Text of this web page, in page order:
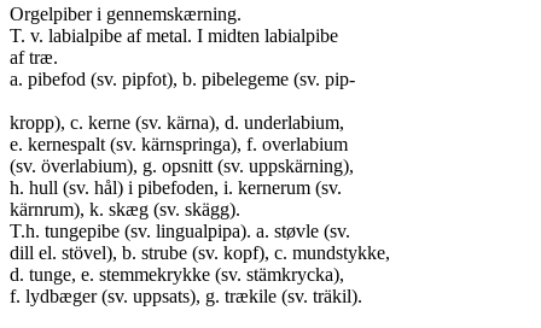
Orgelpiber i gennemskærning.
T. v. labialpibe af metal. I midten labialpibe
af træ.
a. pibefod (sv. pipfot), b. pibelegeme (sv. pip-
kropp), c. kerne (sv. kärna), d. underlabium,
e. kernespalt (sv. kärnspringa), f. overlabium
(sv. överlabium), g. opsnitt (sv. uppskärning),
h. hull (sv. hål) i pibefoden, i. kernerum (sv.
kärnrum), k. skæg (sv. skägg).
T.h. tungepibe (sv. lingualpipa). a. støvle (sv.
dill el. stövel), b. strube (sv. kopf), c. mundstykke,
d. tunge, e. stemmekrykke (sv. stämkrycka),
f. lydbæger (sv. uppsats), g. trækile (sv. träkil).